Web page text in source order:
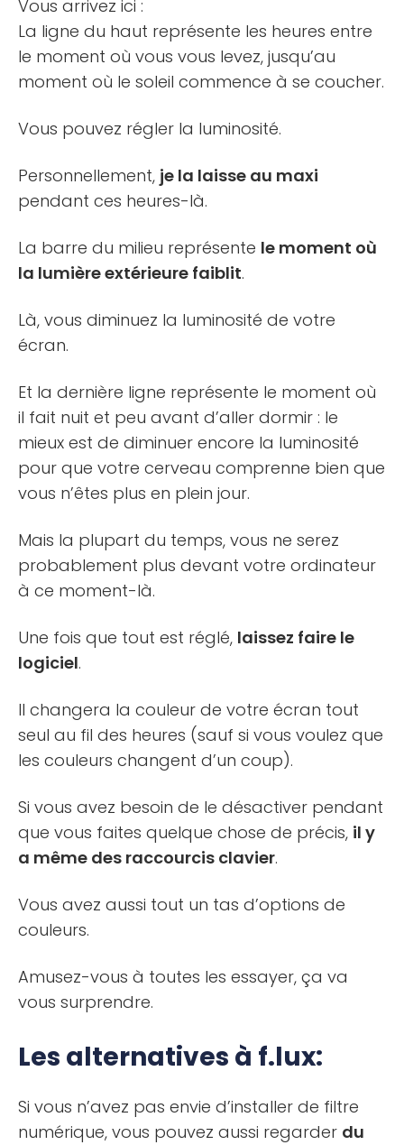
Vous arrivez ici :
La ligne du haut représente les heures entre
le moment où vous vous levez, jusqu’au
moment où le soleil commence à se coucher.
Vous pouvez régler la luminosité.
Personnellement, je la laisse au maxi
pendant ces heures-là.
La barre du milieu représente le moment où
la lumière extérieure faiblit.
Là, vous diminuez la luminosité de votre
écran.
Et la dernière ligne représente le moment où
il fait nuit et peu avant d’aller dormir : le
mieux est de diminuer encore la luminosité
pour que votre cerveau comprenne bien que
vous n’êtes plus en plein jour.
Mais la plupart du temps, vous ne serez
probablement plus devant votre ordinateur
à ce moment-là.
Une fois que tout est réglé, laissez faire le
logiciel.
Il changera la couleur de votre écran tout
seul au fil des heures (sauf si vous voulez que
les couleurs changent d’un coup).
Si vous avez besoin de le désactiver pendant
que vous faites quelque chose de précis, il y
a même des raccourcis clavier.
Vous avez aussi tout un tas d’options de
couleurs.
Amusez-vous à toutes les essayer, ça va
vous surprendre.
Les alternatives à f.lux:
Si vous n’avez pas envie d’installer de filtre
numérique, vous pouvez aussi regarder du